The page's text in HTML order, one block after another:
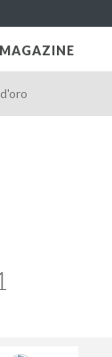
MAGAZINE